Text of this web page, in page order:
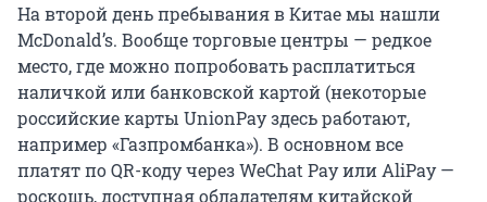
На второй день пребывания в Китае мы нашли
McDonald’s. Вообще торговые центры — редкое
место, где можно попробовать расплатиться
наличкой или банковской картой (некоторые
российские карты UnionPay здесь работают,
например «Газпромбанка»). В основном все
платят по QR-коду через WeChat Pay или AliPay —
роскошь, доступная обладателям китайской